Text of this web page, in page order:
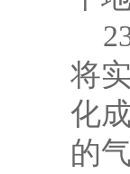
23
将
化
的